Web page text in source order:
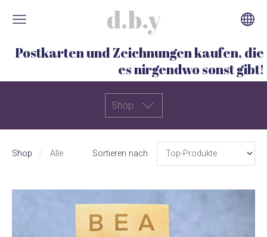
d.b.y
Postkarten und Zeichnungen kaufen, die
es nirgendwo sonst gibt!
Shop
Shop Alle Sortieren nach